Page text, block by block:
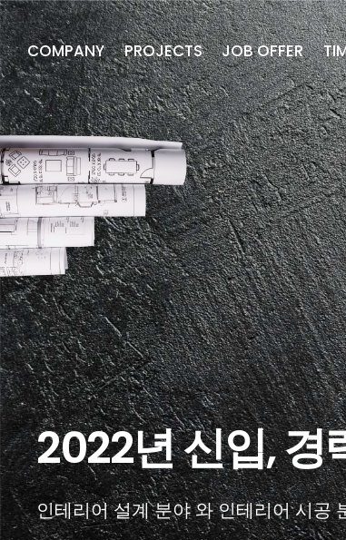
COMPANY PROJECTS JOB OFFER
2022년 신입, 경
인테리어 설계 분야 와 인테리어 시공